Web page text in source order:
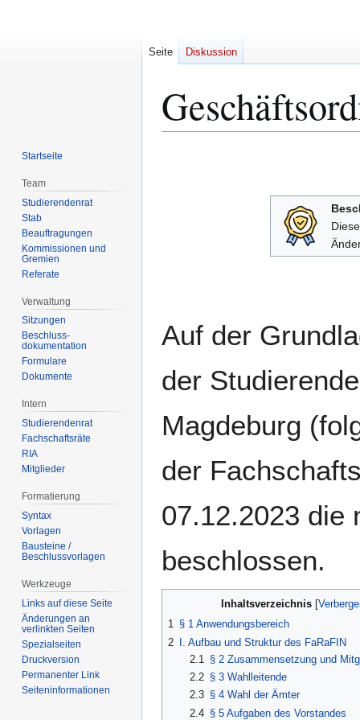
Auf der
der
Magdeburg
der
07.12.2023 die
beschlossen.
Inhaltsverzeichnis
1 § 1 Anwendungsbereich
2
I. Aufbau und Struktur des FaRaFIN
2.1
§ 2 Zusammensetzung und
2.2 § 3 Wahlleitende
2.3 § 4 Wahl der Ämter
2.4 § 5 Aufgaben des Vorstandes
Seite Diskussion
Startseite
Team
Studierendenrat
Stab
Beauftragungen
Kommissionen und
Gremien
Referate
Verwaltung
Sitzungen
Beschluss-
dokumentation
Formulare
Dokumente
Intern
Studierendenrat
Fachschaftsräte
RIA
Mitglieder
Formatierung
Syntax
Vorlagen
Bausteine /
Beschlussvorlagen
Werkzeuge
Links auf diese Seite
Änderungen an
verlinkten Seiten
Spezialseiten
Druckversion
Permanenter Link
Seiten­­informationen